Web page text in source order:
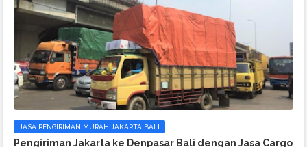
JASA PENGIRIMAN MURAH JAKARTA BALI
Pengiriman Jakarta ke Denpasar Bali dengan Jasa Cargo